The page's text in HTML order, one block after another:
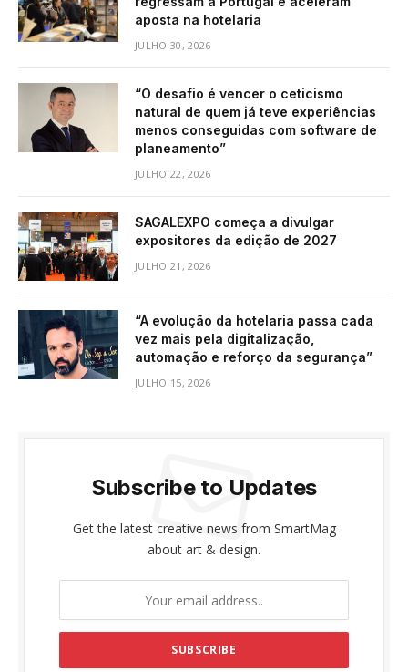
aposta na hotelaria
JULHO 30, 2026
“O desafio é vencer o ceticismo
natural de quem já teve experiências
menos conseguidas com software de
planeamento”
JULHO 22, 2026
SAGALEXPO começa a divulgar
expositores da edição de 2027
JULHO 21, 2026
“A evolução da hotelaria passa cada
vez mais pela digitalização,
automação e reforço da segurança”
JULHO 15, 2026
Subscribe to Updates
Get the latest creative news from SmartMag
about art & design.